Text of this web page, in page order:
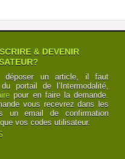
& DEVENIR
déposer un article, il faut
portail de l’Intermodalité,
pour en faire la demande.
vous recevrez dans les
un email de confirmation
vos codes utilisateur.